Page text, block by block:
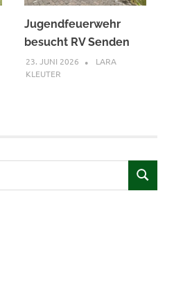
Jugendfeuerwehr
besucht RV Senden
23. JUNI 2026
LARA
KLEUTER
SUCHEN